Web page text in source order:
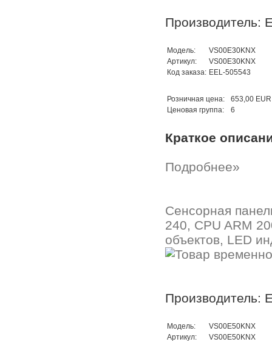
Производитель:
Модель:
VS00E30KNX
Артикул:
VS00E30KNX
Код заказа: EEL-505543
Розничная цена:
653,00 EUR
Ценовая группа:
6
Краткое
Подробнее»
Сенсорная
240, CPU ARM
объектов, LED
Производитель:
Модель:
VS00E50KNX
Артикул:
VS00E50KNX